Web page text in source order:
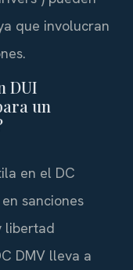
que involucran
DUI
un
en el DC
sanciones
libertad
DMV lleva a